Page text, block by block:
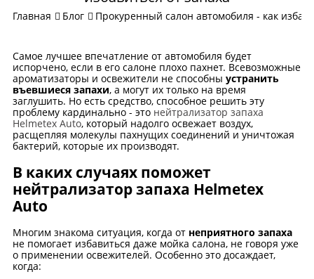
Главная Блог Прокуренный салон автомобиля - как
Самое лучшее впечатление от автомобиля будет
испорчено, если в его салоне плохо пахнет. Всевозможные
ароматизаторы и освежители не способны устранить
въевшиеся запахи, а могут их только на время
заглушить. Но есть средство, способное решить эту
проблему кардинально - это нейтрализатор запаха
Helmetex Auto, который надолго освежает воздух,
расщепляя молекулы пахнущих соединений и уничтожая
бактерий, которые их производят.
В каких случаях поможет
нейтрализатор запаха Helmetex
Auto
Многим знакома ситуация, когда от неприятного запаха
не помогает избавиться даже мойка салона, не говоря уже
о применении освежителей. Особенно это досаждает,
когда: